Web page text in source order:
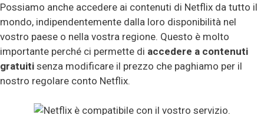
Possiamo anche accedere ai contenuti di Netflix da tutto il
mondo, indipendentemente dalla loro disponibilità nel
vostro paese o nella vostra regione. Questo è molto
importante perché ci permette di accedere a contenuti
gratuiti senza modificare il prezzo che paghiamo per il
nostro regolare conto Netflix.